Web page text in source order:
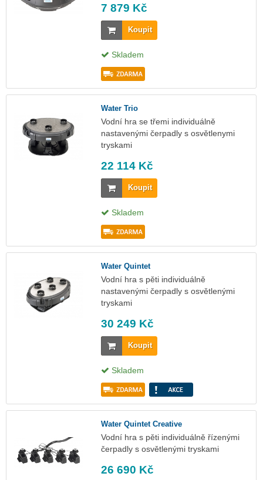
7 879 Kč
Koupit
Skladem
Water Trio
Vodní hra se třemi individuálně
nastavenými čerpadly s osvětlenymi
tryskami
22 114 Kč
Koupit
Skladem
Water Quintet
Vodní hra s pěti individuálně
nastavenými čerpadly s osvětlenými
tryskami
30 249 Kč
Koupit
Skladem
Water Quintet Creative
Vodní hra s pěti individuálně řízenými
čerpadly s osvětlenými tryskami
26 690 Kč